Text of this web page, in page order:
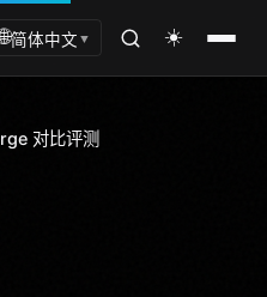
简体中文 ▼ ☀️
对比评测